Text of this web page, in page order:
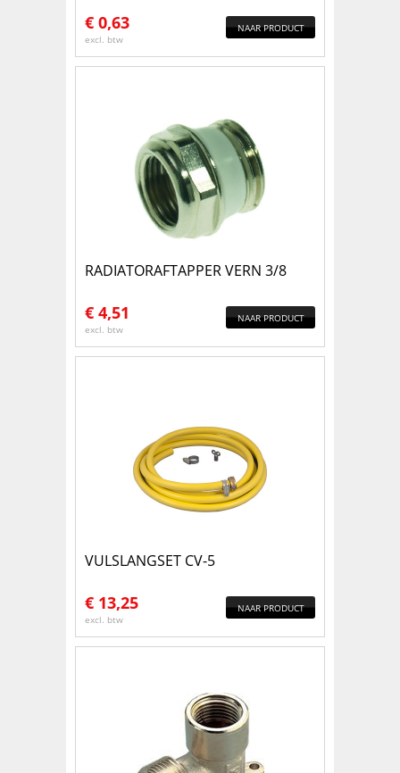
€ 0,63
excl. btw
NAAR PRODUCT
RADIATORAFTAPPER VERN 3/8
€ 4,51
excl. btw
NAAR PRODUCT
VULSLANGSET CV-5
€ 13,25
excl. btw
NAAR PRODUCT